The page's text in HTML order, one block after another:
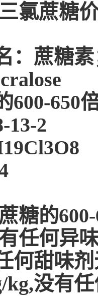
三氯蔗糖
蔗糖素
600-650
13-2
糖的600-
任何异
何甜味
没有